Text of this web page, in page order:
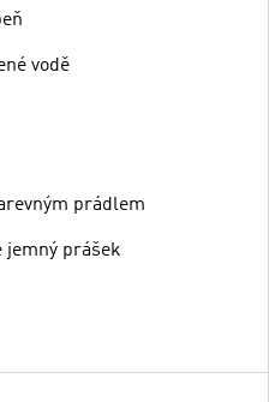
vodě
prádlem
jemný prášek